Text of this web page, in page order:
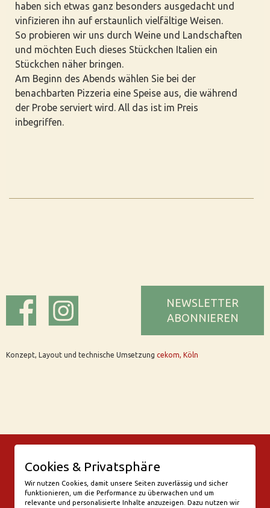
haben sich etwas ganz besonders ausgedacht und
vinfizieren ihn auf erstaunlich vielfältige Weisen.
So probieren wir uns durch Weine und Landschaften
und möchten Euch dieses Stückchen Italien ein
Stückchen näher bringen.
Am Beginn des Abends wählen Sie bei der
benachbarten Pizzeria eine Speise aus, die während
der Probe serviert wird. All das ist im Preis
inbegriffen.
Konzept, Layout und technische Umsetzung cekom, Köln
NEWSLETTER
ABONNIEREN
Friesenwall 58
50672 Köln
valentine@bar-rix.de
Cookies & Privatsphäre
Wir nutzen Cookies, damit unsere Seiten zuverlässig und sicher
funktionieren, um die Performance zu überwachen und um
relevante und personalisierte Inhalte anzuzeigen. Dazu nutzen wir